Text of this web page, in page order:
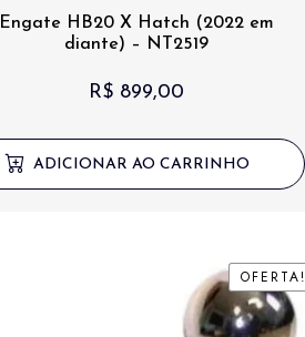
Engate HB20 X Hatch (2022 em
diante) – NT2519
R$899,00
ADICIONAR AO CARRINHO
OFERTA!
OFERTA!